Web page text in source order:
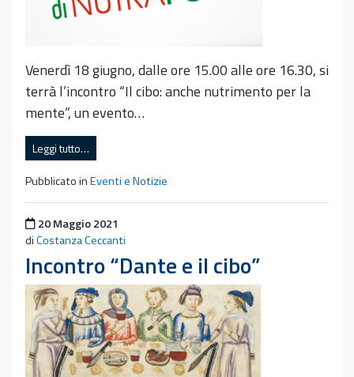
Venerdì 18 giugno, dalle ore 15.00 alle ore 16.30, si
terrà l’incontro “Il cibo: anche nutrimento per la
mente”, un evento…
Leggi tutto…
Pubblicato inEventi e Notizie
Pubblicato il
20 Maggio 2021
diCostanza Ceccanti
Incontro “Dante e il cibo”